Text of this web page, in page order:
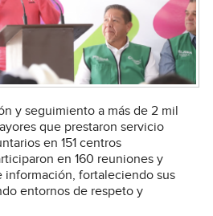
y seguimiento a más de 2 mil
que prestaron servicio
en 151 centros
en 160 reuniones y
información, fortaleciendo sus
entornos de respeto y